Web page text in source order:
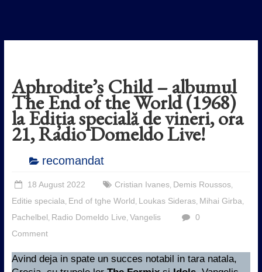
Aphrodite’s Child – albumul
The End of the World (1968)
la Ediția specială de vineri, ora
21, Radio Domeldo Live!
recomandat
18 August 2022 Cristian Ivanes, Demis Roussos,
Editie speciala End of tghe World Loukas Sideras, Mihai Girba
Pachelbel Radio Domeldo Live Vangelis
0
Comment
Avind deja in spate un succes notabil in tara natala,